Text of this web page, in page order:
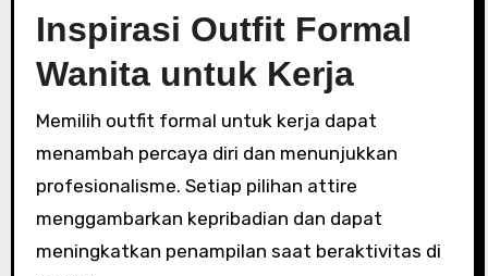
Inspirasi Outfit Formal
Wanita untuk Kerja
Memilih outfit formal untuk kerja dapat
menambah percaya diri dan menunjukkan
profesionalisme. Setiap pilihan attire
menggambarkan kepribadian dan dapat
meningkatkan penampilan saat beraktivitas di